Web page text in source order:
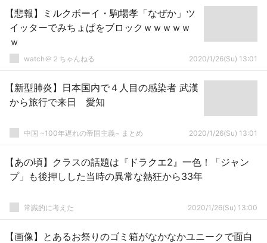
【悲報】ミルクボーイ・駒場孝「なぜか」ツ
イッターでみちょぱをブロックｗｗｗｗｗ
ｗ
watch＠２ちゃんねる 2020/1/26(Su) 13:01
【新型肺炎】日本国内で４人目の感染者 武漢
から旅行で来日 愛知
中国 ~100年遅れの帝国主義~ まとめ 2020/1/26(Su) 13:01
【あの頃】クラスの話題は『ドラクエ2』一色！「ジャン
プ」も後押しした当時の異常な熱狂から33年
常識的に考えた 2020/1/26(Su) 13:00
【画像】とあるお祭りのゴミ箱がなかなかユニークで面白